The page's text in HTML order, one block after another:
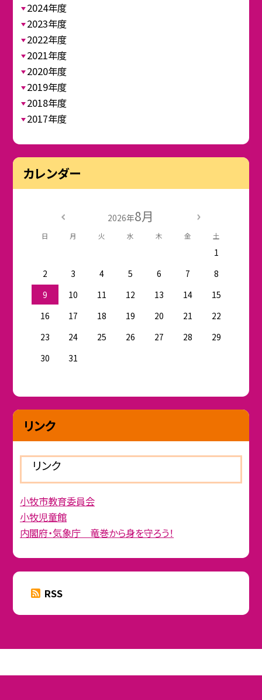
2024年度
2023年度
2022年度
2021年度
2020年度
2019年度
2018年度
2017年度
カレンダー
2026年8月
日 月 火 水 木 金 土
1
2
3 4 5 6 7
8
9
10 11 12 13 14
15
16
17 18 19 20 21
22
23
24 25 26 27 28
29
30
31
リンク
リンク
小牧市教育委員会
小牧児童館
内閣府・気象庁 竜巻から身を守ろう！
RSS